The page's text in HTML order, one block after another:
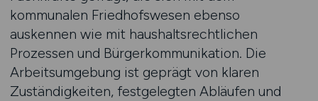
kommunalen Friedhofswesen ebenso
auskennen wie mit haushaltsrechtlichen
Prozessen und Bürgerkommunikation. Die
Arbeitsumgebung ist geprägt von klaren
Zuständigkeiten, festgelegten Abläufen und